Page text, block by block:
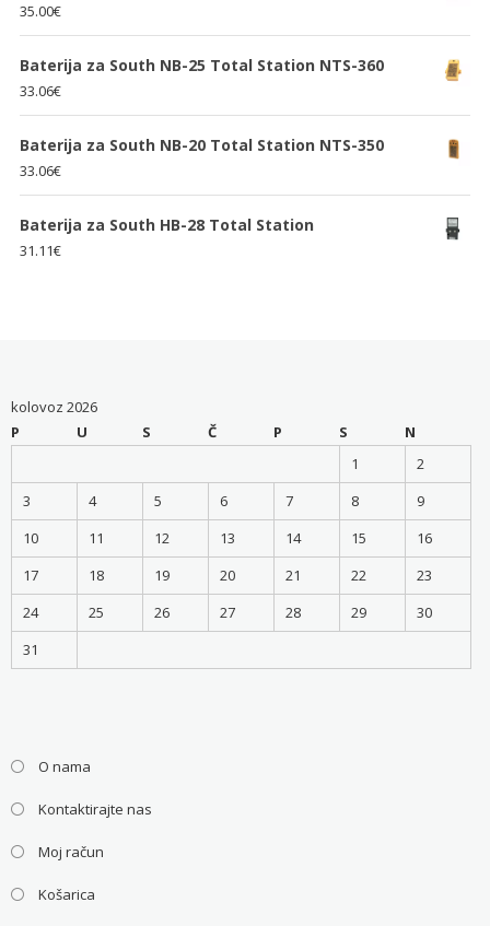
35.00€
Baterija za South NB-25 Total Station NTS-360
33.06€
Baterija za South NB-20 Total Station NTS-350
33.06€
Baterija za South HB-28 Total Station
31.11€
kolovoz 2026
P
U S Č P S
N
1
2
3
4 5 6 7 8
9
10
11 12 13 14 15
16
17
18 19 20 21 22
23
24
25 26 27 28 29
30
31
O nama
Kontaktirajte nas
Moj račun
Košarica